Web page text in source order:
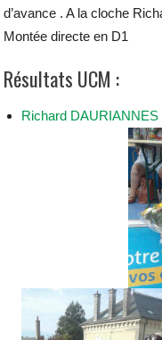
d’avance . A la cloche
Montée directe en D1
Résultats UCM :
Richard DAURIANNES